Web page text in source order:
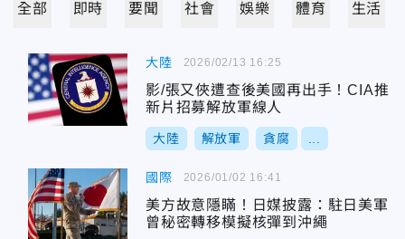
全部 即時 要聞 社會 娛樂 體育 生活
大陸
影/張又俠遭查後美國再出手！CIA推
新片招募解放軍線人
大陸 解放軍 貪腐
2026/02/13 16:25
國際
美方故意隱瞞！日媒披露：駐日美軍
曾秘密轉移模擬核彈到沖繩
2026/01/02 16:41